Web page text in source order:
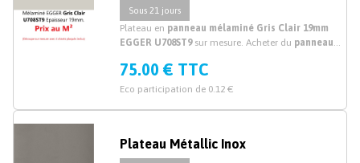
Sous 21 jours
Plateau en panneau mélaminé Gris Clair 19mm
EGGER U708ST9 sur mesure. Acheter du panneau
75.00 € TTC
Eco participation de 0.12 €
Plateau Métallic Inox